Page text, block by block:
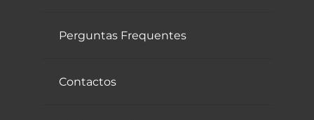
Perguntas Frequentes
Contactos